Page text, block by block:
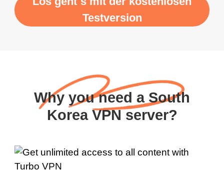
Testversion
Why you need a South
Korea VPN server?